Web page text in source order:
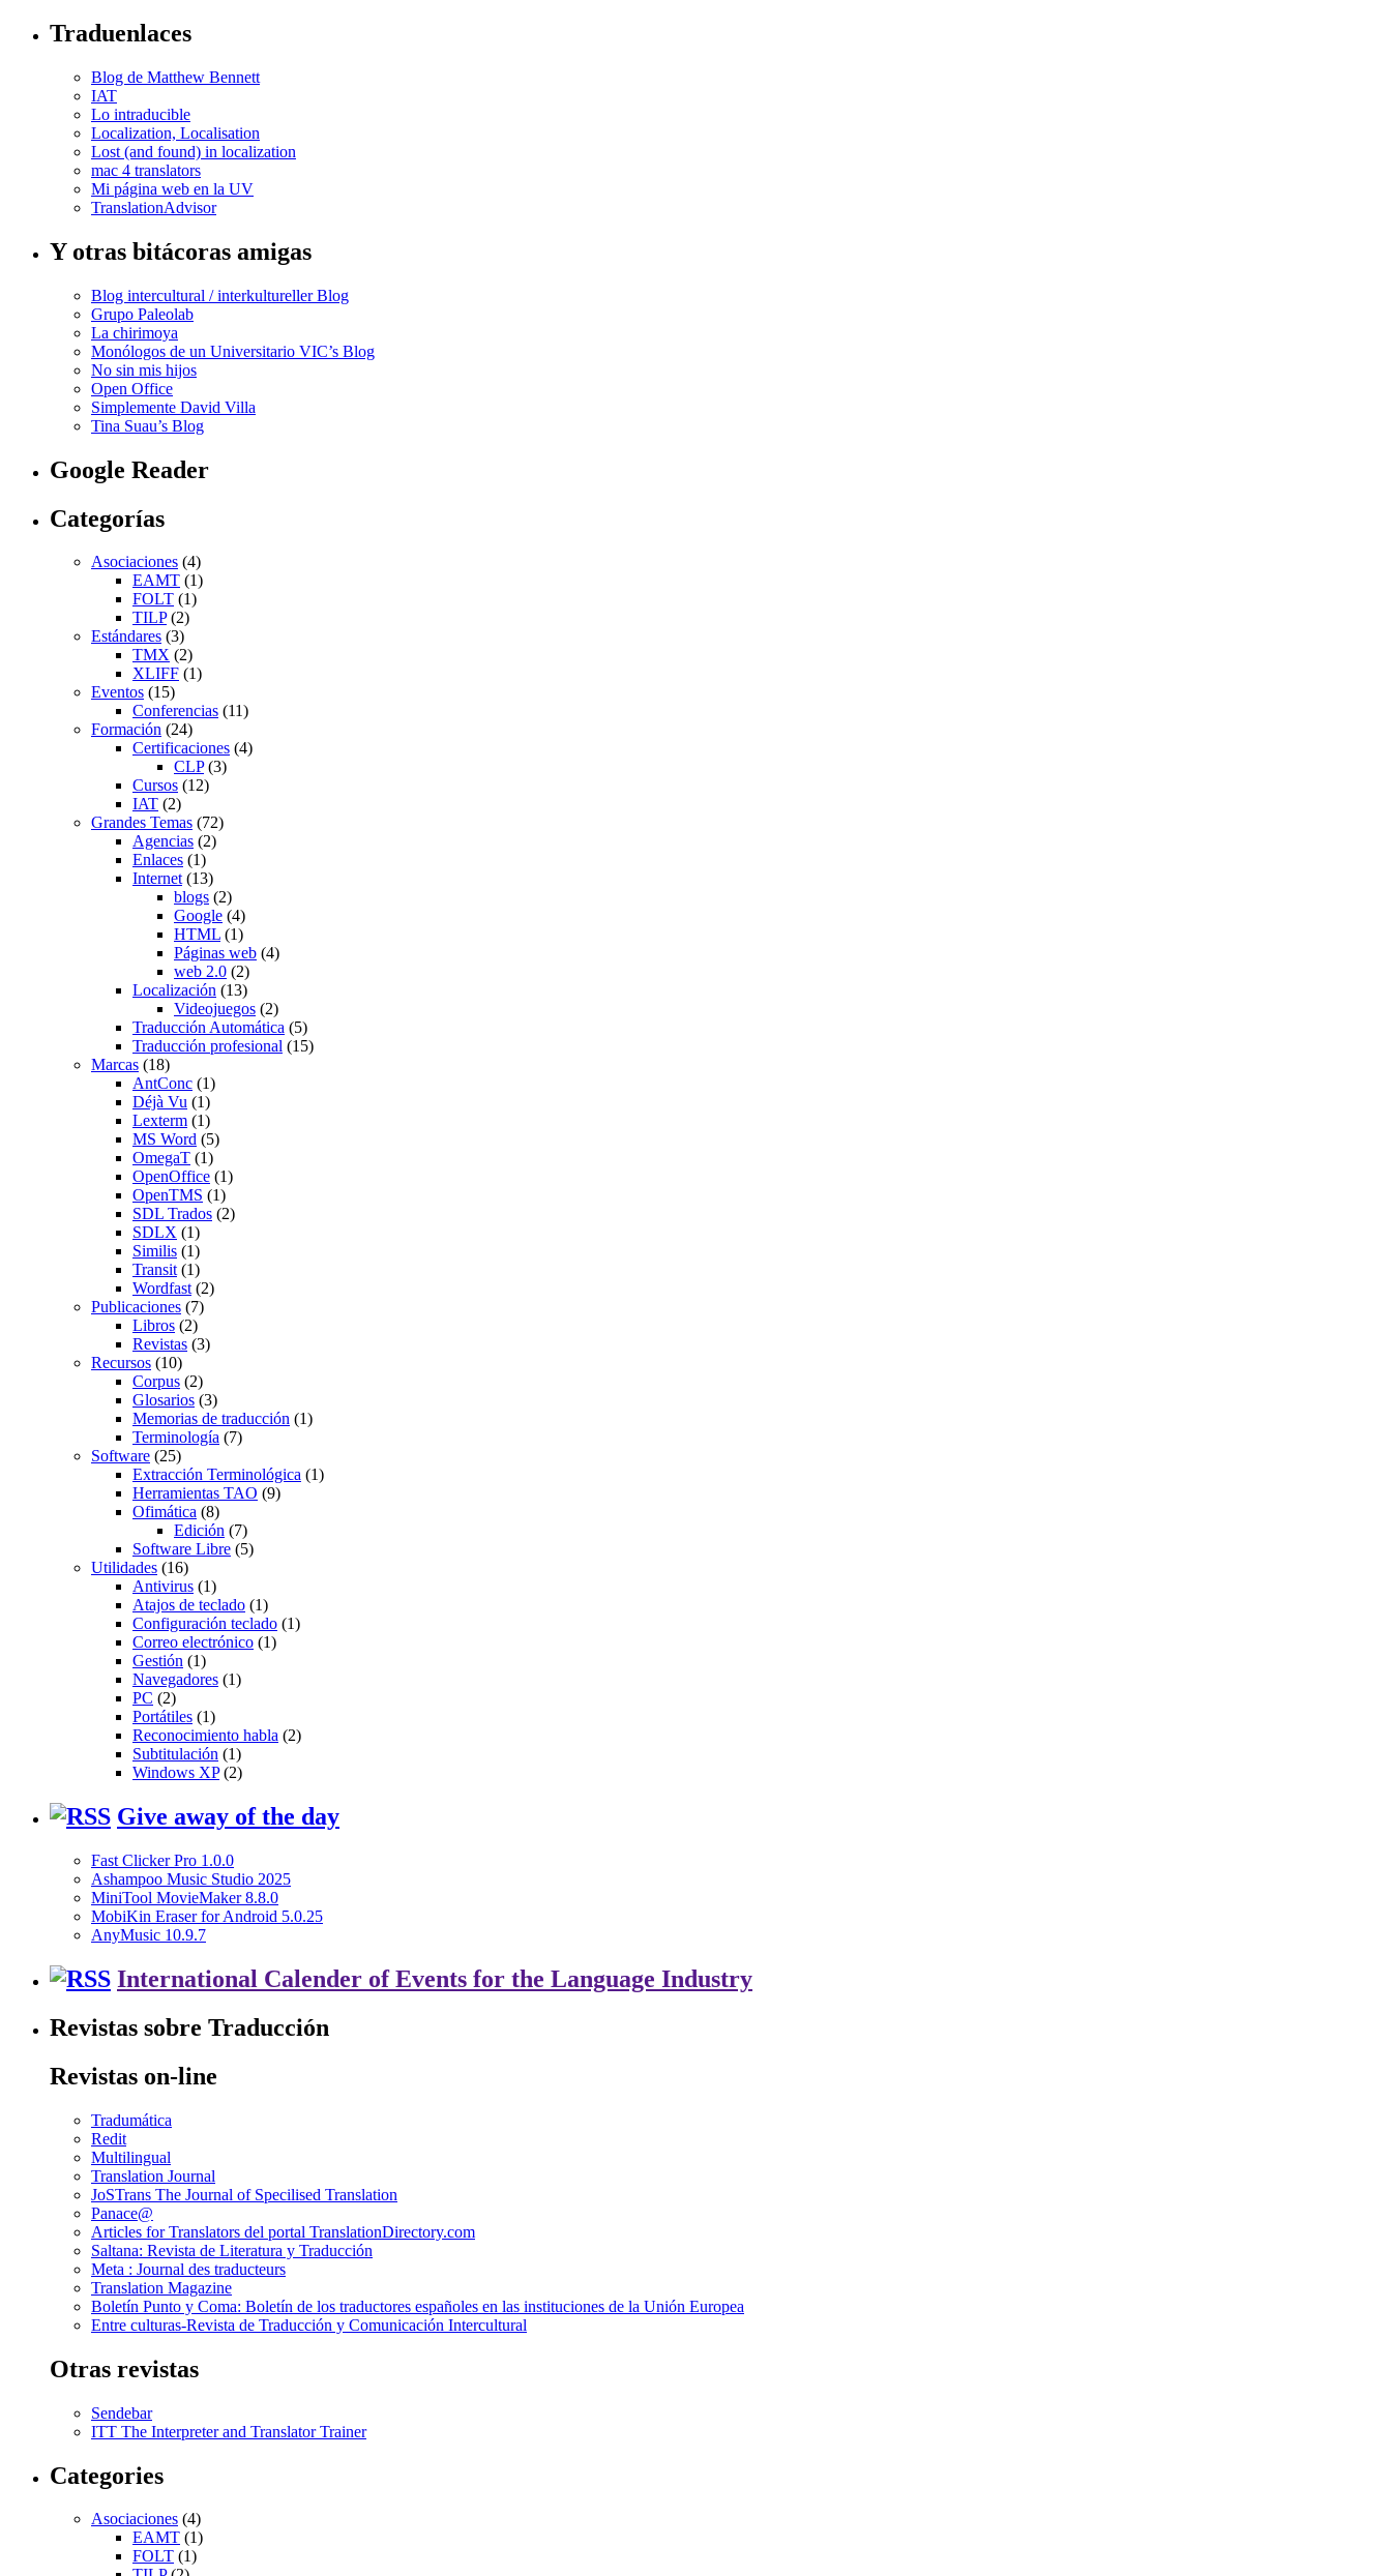
Traduenlaces
Blog de Matthew Bennett
IAT
Lo intraducible
Localization, Localisation
Lost (and found) in localization
mac 4 translators
Mi página web en la UV
TranslationAdvisor
Y otras bitácoras amigas
Blog intercultural / interkultureller Blog
Grupo Paleolab
La chirimoya
Monólogos de un Universitario VIC’s Blog
No sin mis hijos
Open Office
Simplemente David Villa
Tina Suau’s Blog
Google Reader
Categorías
Asociaciones (4)
EAMT (1)
FOLT (1)
TILP(2)
Estándares (3)
TMX (2)
XLIFF (1)
Eventos (15)
Conferencias (11)
Formación (24)
Certificaciones (4)
CLP(3)
Cursos (12)
IAT (2)
Grandes Temas (72)
Agencias (2)
Enlaces (1)
Internet(13)
blogs (2)
Google (4)
HTML (1)
Páginas web (4)
web 2.0 (2)
Localización (13)
Videojuegos (2)
Traducción Automática (5)
Traducción profesional (15)
Marcas (18)
AntConc (1)
Déjà Vu (1)
Lexterm (1)
MS Word (5)
OmegaT (1)
OpenOffice (1)
OpenTMS (1)
SDL Trados (2)
SDLX (1)
Similis (1)
Transit(1)
Wordfast(2)
Publicaciones (7)
Libros (2)
Revistas (3)
Recursos (10)
Corpus (2)
Glosarios (3)
Memorias de traducción (1)
Terminología (7)
Software (25)
Extracción Terminológica (1)
Herramientas TAO (9)
Ofimática (8)
Edición (7)
Software Libre (5)
Utilidades (16)
Antivirus (1)
Atajos de teclado (1)
Configuración teclado (1)
Correo electrónico (1)
Gestión (1)
Navegadores (1)
PC (2)
Portátiles (1)
Reconocimiento habla (2)
Subtitulación (1)
Windows XP(2)
Give away of the day
Fast Clicker Pro 1.0.0
Ashampoo Music Studio 2025
MiniTool MovieMaker 8.8.0
MobiKin Eraser for Android 5.0.25
AnyMusic 10.9.7
International Calender of Events for the Language Industry
Revistas sobre Traducción
Revistas on-line
Tradumática
Redit
Multilingual
Translation Journal
JoSTrans The Journal of Specilised Translation
Panace@
Articles for Translators del portal TranslationDirectory.com
Saltana: Revista de Literatura y Traducción
Meta : Journal des traducteurs
Translation Magazine
Boletín Punto y Coma: Boletín de los traductores españoles en las instituciones de la Unión Europea
Entre culturas-Revista de Traducción y Comunicación Intercultural
Otras revistas
Sendebar
ITT The Interpreter and Translator Trainer
Categories
Asociaciones (4)
EAMT (1)
FOLT (1)